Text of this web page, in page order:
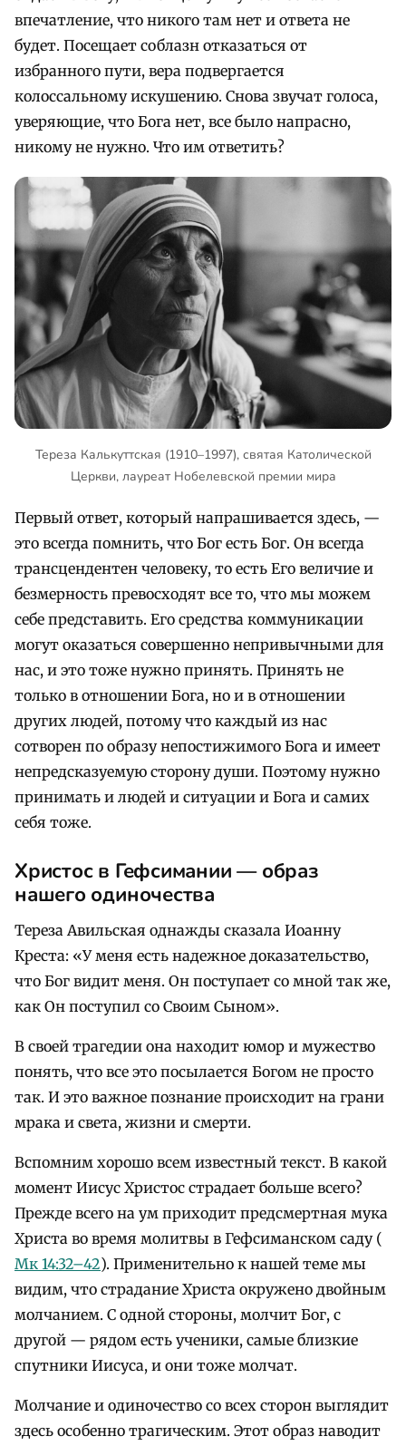
впечатление, что никого там нет и ответа не
будет. Посещает соблазн отказаться от
избранного пути, вера подвергается
колоссальному искушению. Снова звучат голоса,
уверяющие, что Бога нет, все было напрасно,
никому не нужно. Что им ответить?
Тереза Калькуттская (1910–1997), святая Католической
Церкви, лауреат Нобелевской премии мира
Первый ответ, который напрашивается здесь, —
это всегда помнить, что Бог есть Бог. Он всегда
трансцендентен человеку, то есть Его величие и
безмерность превосходят все то, что мы можем
себе представить. Его средства коммуникации
могут оказаться совершенно непривычными для
нас, и это тоже нужно принять. Принять не
только в отношении Бога, но и в отношении
других людей, потому что каждый из нас
сотворен по образу непостижимого Бога и имеет
непредсказуемую сторону души. Поэтому нужно
принимать и людей и ситуации и Бога и самих
себя тоже.
Христос в Гефсимании — образ
нашего одиночества
Тереза Авильская однажды сказала Иоанну
Креста: «У меня есть надежное доказательство,
что Бог видит меня. Он поступает со мной так же,
как Он поступил со Своим Сыном».
В своей трагедии она находит юмор и мужество
понять, что все это посылается Богом не просто
так. И это важное познание происходит на грани
мрака и света, жизни и смерти.
Вспомним хорошо всем известный текст. В какой
момент Иисус Христос страдает больше всего?
Прежде всего на ум приходит предсмертная мука
Христа во время молитвы в Гефсиманском саду (
Мк 14:32–42). Применительно к нашей теме мы
видим, что страдание Христа окружено двойным
молчанием. С одной стороны, молчит Бог, с
другой — рядом есть ученики, самые близкие
спутники Иисуса, и они тоже молчат.
Молчание и одиночество со всех сторон выглядит
здесь особенно трагическим. Этот образ наводит